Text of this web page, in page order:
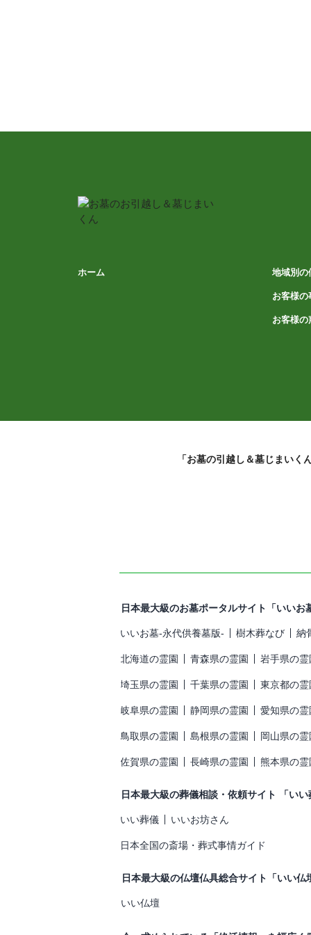
ホーム 地域別の
お客様の
お客様の
「お墓の引越し＆墓じまい
日本最大級のお墓ポータルサイト「いいお
いいお墓-永代供養墓版- 樹木葬なび 納
北海道の霊園 青森県の霊園 岩手県の霊
埼玉県の霊園 千葉県の霊園 東京都の霊
岐阜県の霊園 静岡県の霊園 愛知県の霊
鳥取県の霊園 島根県の霊園 岡山県の霊
佐賀県の霊園 長崎県の霊園 熊本県の霊
日本最大級の葬儀相談・依頼サイト 「いい
いい葬儀 いいお坊さん
日本全国の斎場・葬式事情ガイド
日本最大級の仏壇仏具総合サイト「いい仏
いい仏壇